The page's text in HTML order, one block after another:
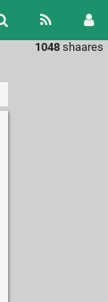
1048 shaares